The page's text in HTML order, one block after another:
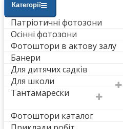
Категорії
Патріотичні фотозони
Осінні фотозони
Фотоштори в актову залу
Банери
Для дитячих садків
Для школи
Тантамарески
Фотоштори каталог